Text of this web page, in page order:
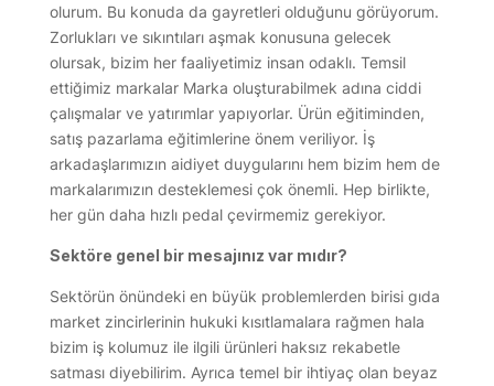
olurum. Bu konuda da gayretleri olduğunu görüyorum.
Zorlukları ve sıkıntıları aşmak konusuna gelecek
olursak, bizim her faaliyetimiz insan odaklı. Temsil
ettiğimiz markalar Marka oluşturabilmek adına ciddi
çalışmalar ve yatırımlar yapıyorlar. Ürün eğitiminden,
satış pazarlama eğitimlerine önem veriliyor. İş
arkadaşlarımızın aidiyet duygularını hem bizim hem de
markalarımızın desteklemesi çok önemli. Hep birlikte,
her gün daha hızlı pedal çevirmemiz gerekiyor.
Sektöre genel bir mesajınız var mıdır?
Sektörün önündeki en büyük problemlerden birisi gıda
market zincirlerinin hukuki kısıtlamalara rağmen hala
bizim iş kolumuz ile ilgili ürünleri haksız rekabetle
satması diyebilirim. Ayrıca temel bir ihtiyaç olan beyaz